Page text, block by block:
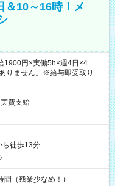
＆10～16時！メ
円×実働5h×週4日×4
りません。※給与即受取りサ
費支給
ら徒歩13分
（残業少なめ！）